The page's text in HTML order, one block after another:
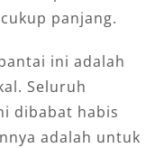
panjang.
ini adalah
Seluruh
dibabat habis
adalah untuk